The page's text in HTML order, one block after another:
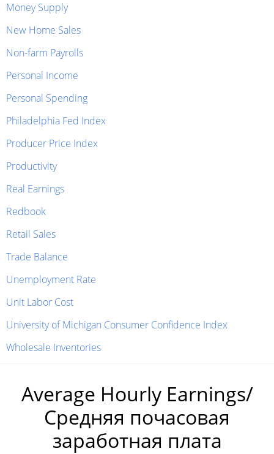
Money Supply
New Home Sales
Non-farm Payrolls
Personal Income
Personal Spending
Philadelphia Fed Index
Producer Price Index
Productivity
Real Earnings
Redbook
Retail Sales
Trade Balance
Unemployment Rate
Unit Labor Cost
University of Michigan Consumer Confidence Index
Wholesale Inventories
Average Hourly Earnings/
Средняя почасовая
заработная плата